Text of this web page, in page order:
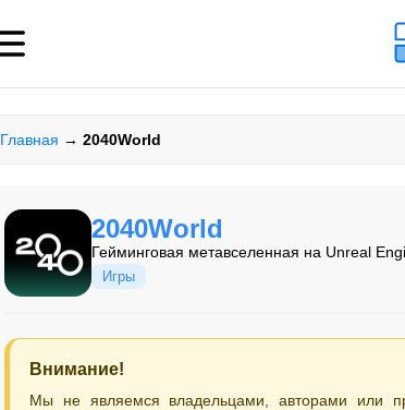
Главная → 2040World
2040World
Гейминговая метавселенная на Unreal
Игры
Внимание!
Мы не являемся владельцами, авторами или